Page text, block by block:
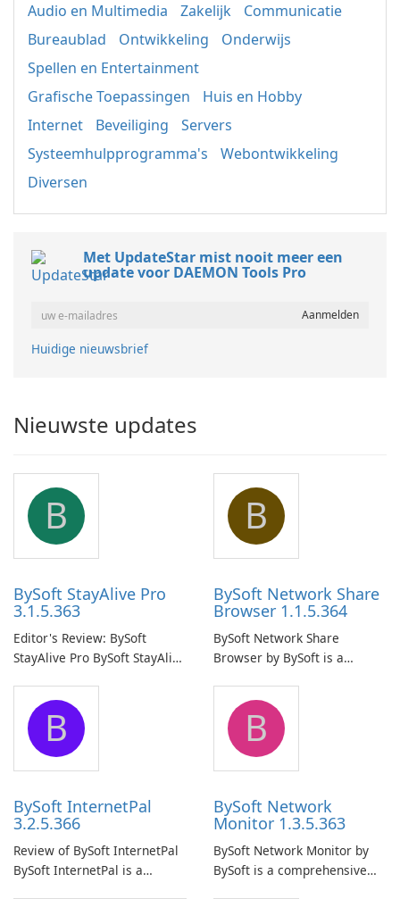
Audio en Multimedia Zakelijk
Communicatie
Bureaublad
Ontwikkeling
Onderwijs
Spellen en Entertainment
Grafische Toepassingen
Huis en Hobby
Internet
Beveiliging
Servers
Systeemhulpprogramma's
Webontwikkeling
Diversen
Met UpdateStar mist nooit meer een
update voor DAEMON Tools Pro
Huidige nieuwsbrief
Nieuwste updates
B
BySoft StayAlive Pro
3.1.5.363
Editor's Review: BySoft
StayAlive Pro BySoft StayAlive
application designed to
ensure the continuous and
uninterrupted operation of
your computer system.
B
BySoft Network Share
Browser 1.1.5.364
BySoft Network Share
Browser by BySoft is a
application that allows users
to easily browse and manage
shared folders on their
network.
B
BySoft InternetPal
3.2.5.366
Review of BySoft InternetPal
BySoft InternetPal is a
B
BySoft Network
Monitor 1.3.5.363
BySoft Network Monitor by
BySoft is a comprehensive